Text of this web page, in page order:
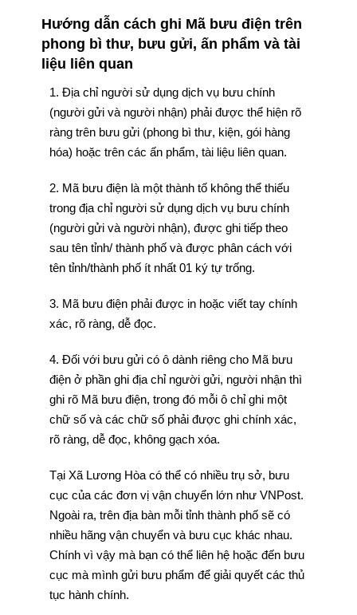
Hướng dẫn cách ghi Mã bưu điện trên
phong bì thư, bưu gửi, ấn phẩm và tài
liệu liên quan
1. Địa chỉ người sử dụng dịch vụ bưu chính
(người gửi và người nhận) phải được thể hiện rõ
ràng trên bưu gửi (phong bì thư, kiện, gói hàng
hóa) hoặc trên các ấn phẩm, tài liệu liên quan.
2. Mã bưu điện là một thành tố không thể thiếu
trong địa chỉ người sử dụng dịch vụ bưu chính
(người gửi và người nhận), được ghi tiếp theo
sau tên tỉnh/ thành phố và được phân cách với
tên tỉnh/thành phố ít nhất 01 ký tự trống.
3. Mã bưu điện phải được in hoặc viết tay chính
xác, rõ ràng, dễ đọc.
4. Đối với bưu gửi có ô dành riêng cho Mã bưu
điện ở phần ghi địa chỉ người gửi, người nhận thì
ghi rõ Mã bưu điện, trong đó mỗi ô chỉ ghi một
chữ số và các chữ số phải được ghi chính xác,
rõ ràng, dễ đọc, không gạch xóa.
Tại Xã Lương Hòa có thể có nhiều trụ sở, bưu
cục của các đơn vị vận chuyển lớn như VNPost.
Ngoài ra, trên địa bàn mỗi tỉnh thành phố sẽ có
nhiều hãng vận chuyển và bưu cục khác nhau.
Chính vì vậy mà bạn có thể liên hệ hoặc đến bưu
cục mà mình gửi bưu phẩm để giải quyết các thủ
tục hành chính.